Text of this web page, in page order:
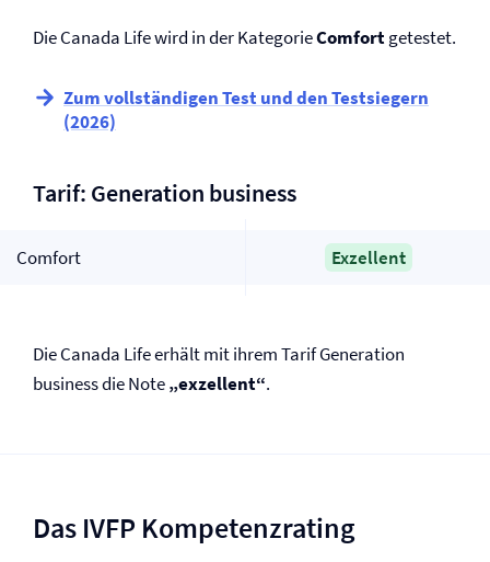
Die Canada Life wird in der KategorieComfortgetestet.
Zum vollständigen Test und den Testsiegern
(2026)
Tarif: Generation business
Comfort Exzellent
Die Canada Life erhält mit ihrem Tarif Generation
business die Note„exzellent“.
Das IVFP Kompetenzrating